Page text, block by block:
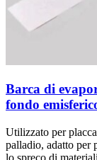
Barca di
fondo
Utilizzato per
palladio, adatto per
lo spreco di